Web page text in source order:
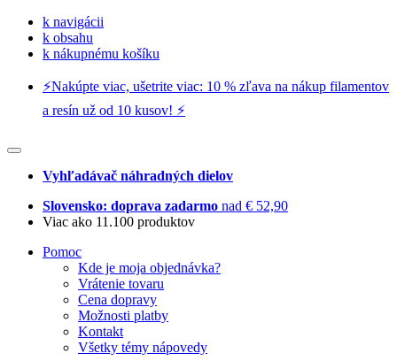
k navigácii
k obsahu
k nákupnému košíku
⚡️Nakúpte viac, ušetrite viac: 10 % zľava na nákup filamentov
a resín už od 10 kusov! ⚡️
Vyhľadávač náhradných dielov
Slovensko: doprava zadarmo nad € 52,90
Viac ako 11.100 produktov
Pomoc
Kde je moja objednávka?
Vrátenie tovaru
Cena dopravy
Možnosti platby
Kontakt
Všetky témy nápovedy